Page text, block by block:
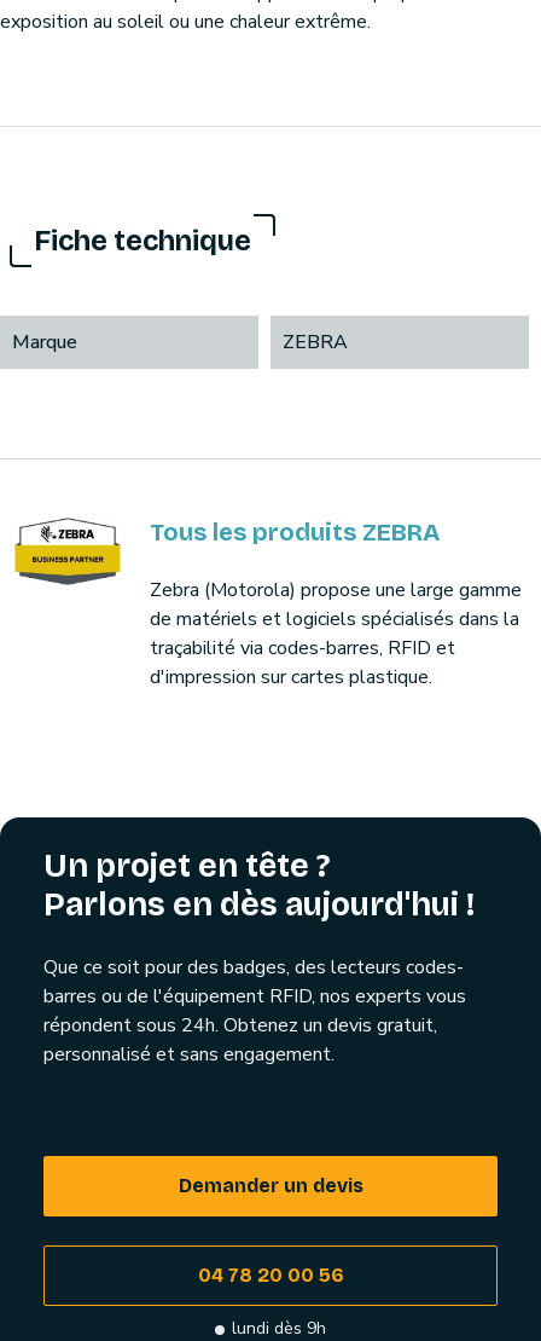
exposition au soleil ou une chaleur extrême.
Fiche technique
Marque ZEBRA
Tous les produits ZEBRA
Zebra (Motorola) propose une large gamme
de matériels et logiciels spécialisés dans la
traçabilité via codes-barres, RFID et
d'impression sur cartes plastique.
Un projet en tête ?
Parlons en dès aujourd'hui !
Que ce soit pour des badges, des lecteurs codes-
barres ou de l'équipement RFID, nos experts vous
répondent sous 24h. Obtenez un devis gratuit,
personnalisé et sans engagement.
Demander un devis
04 78 20 00 56
lundi dès 9h